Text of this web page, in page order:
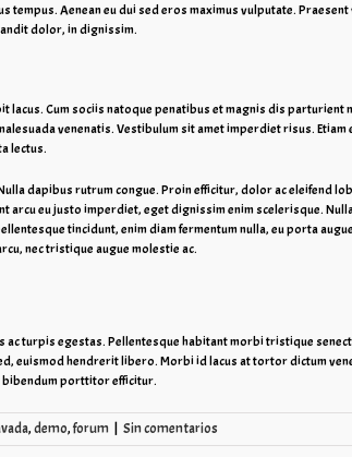
Aenean eu dui sed eros maximus vulputate. Praesent
dolor, in dignissim.
Cum sociis natoque penatibus et magnis dis parturient
venenatis. Vestibulum sit amet imperdiet risus. Etiam
lectus.
dapibus rutrum congue. Proin efficitur, dolor ac eleifend
eu justo imperdiet, eget dignissim enim scelerisque.
tincidunt, enim diam fermentum nulla, eu porta
nec tristique augue molestie ac.
turpis egestas. Pellentesque habitant morbi tristique
euismod hendrerit libero. Morbi id lacus at tortor dictum
bibendum porttitor efficitur.
,demo,forum | Sin comentarios